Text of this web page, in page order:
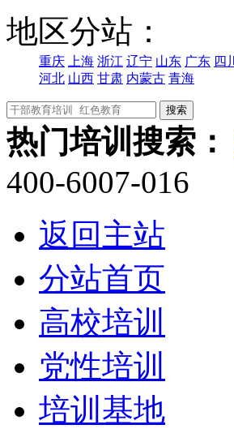
地区分站：
重庆 上海 浙江 辽宁 山东 广东 四川
河北 山西 甘肃 内蒙古 青海
热门培训搜索：
400-6007-016
返回主站
分站首页
高校培训
党性培训
培训基地